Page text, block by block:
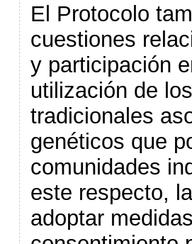
El Protocolo
cuestiones
y participación
utilización de
tradicionales
genéticos que
comunidades
este respecto,
adoptar